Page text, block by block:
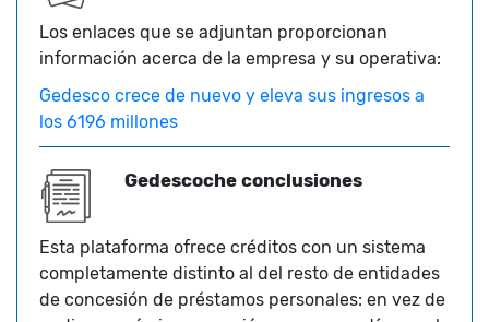
Los enlaces que se adjuntan proporcionan
información acerca de la empresa y su operativa:
Gedesco crece de nuevo y eleva sus ingresos a
los 6196 millones
Gedescoche conclusiones
Esta plataforma ofrece créditos con un sistema
completamente distinto al del resto de entidades
de concesión de préstamos personales: en vez de